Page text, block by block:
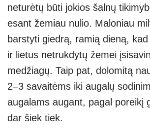
neturėtų būti jokios šalnų
esant žemiau nulio. Maloniau
barstyti giedrą, ramią dieną,
ir lietus netrukdytų žemei
medžiagų. Taip pat, dolomitą
2–3 savaitėms iki augalų
augalams augant, pagal poreikį
dar šiek tiek.